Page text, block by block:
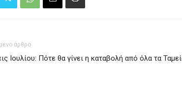
άρθρο
Ιουλίου: Πότε θα γίνει η καταβολή από όλα τα